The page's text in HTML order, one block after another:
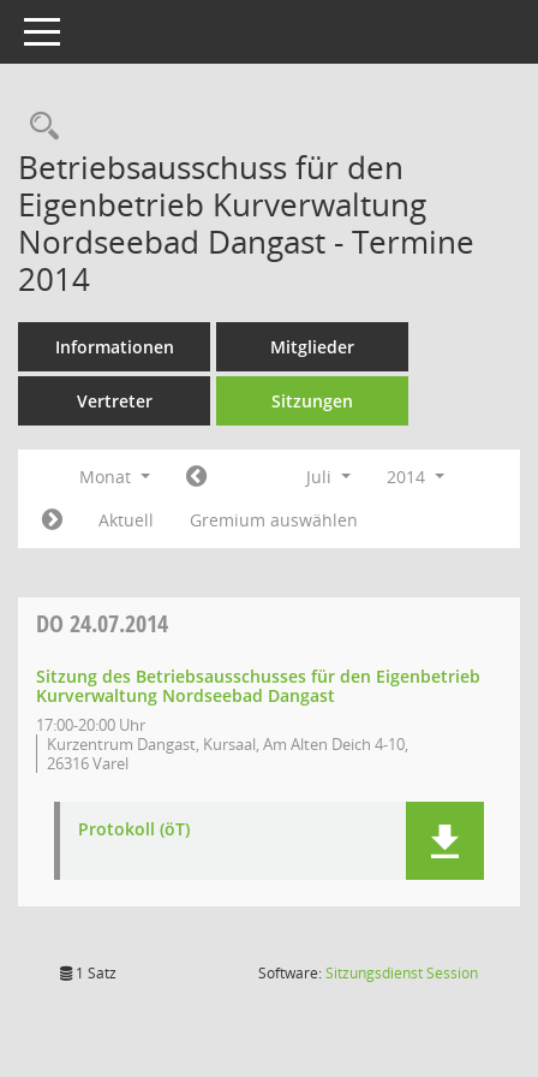
Toggle navigation
Rechercheauswahl
Betriebsausschuss für den
Eigenbetrieb Kurverwaltung
Nordseebad Dangast - Termine
2014
Informationen Mitglieder
Vertreter Sitzungen
Monat Juli
2014
Aktuell
Gremium auswählen
DO 24.07.2014
Sitzung des Betriebsausschusses für den Eigenbetrieb
Kurverwaltung Nordseebad Dangast
17:00-20:00 Uhr
Kurzentrum Dangast, Kursaal, Am Alten Deich 4-10,
26316 Varel
Protokoll (öT)
1 Satz Software:SitzungsdienstSession(Wird in